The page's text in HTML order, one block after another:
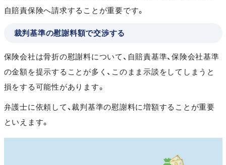
自賠責保険へ請求することが重要です。
裁判基準の慰謝料額で交渉する
保険会社は骨折の慰謝料について、自賠責基準、保険会社基準
の金額を提示することが多く、このまま示談をしてしまうと
損をする可能性があります。
弁護士に依頼して、裁判基準の慰謝料に増額することが重要
といえます。